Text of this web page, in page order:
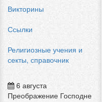
Викторины
Ссылки
Религиозные учения и
секты, справочник
6 августа
Преображение Господне